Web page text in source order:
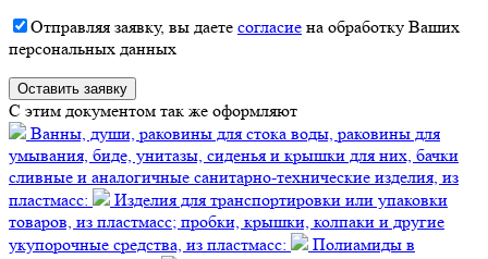
Отправляя заявку, вы даете согласие на обработку Ваших
персональных данных
C этим документом так же оформляют
Ванны, души, раковины для стока воды, раковины для
умывания, биде, унитазы, сиденья и крышки для них, бачки
сливные и аналогичные санитарно-технические изделия, из
пластмасс:
Изделия для транспортировки или упаковки
товаров, из пластмасс; пробки, крышки, колпаки и другие
укупорочные средства, из пластмасс:
Полиамиды в